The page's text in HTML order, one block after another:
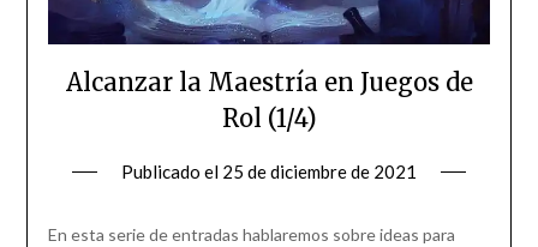
Alcanzar la Maestría en Juegos de
Rol (1/4)
Publicado el 25 de diciembre de 2021
En esta serie de entradas hablaremos sobre ideas para